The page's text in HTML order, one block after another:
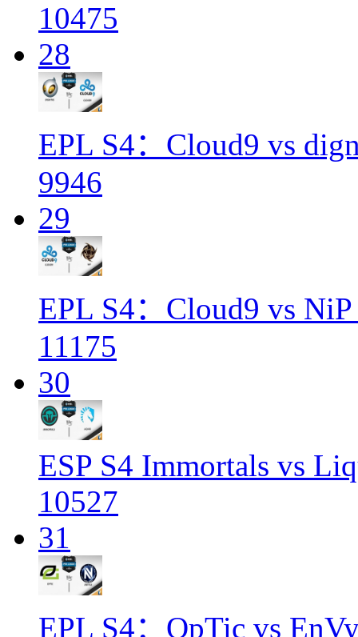
10475
28
EPL S4：Cloud9 vs
9946
29
EPL S4：Cloud9 vs
11175
30
ESP S4 Immortals vs
10527
31
EPL S4：OpTic vs